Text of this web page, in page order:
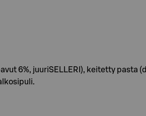
6%, juuriSELLERI), keitetty pasta